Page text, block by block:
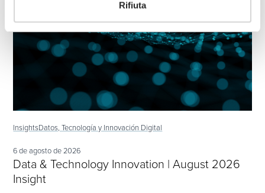
Rifiuta
InsightsDatos, Tecnología y Innovación Digital
6 de agosto de 2026
Data & Technology Innovation | August 2026
Insight